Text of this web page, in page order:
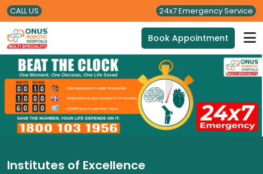
CALL US 24x7 Emergency Service
Book Appointment
Institutes of Excellence